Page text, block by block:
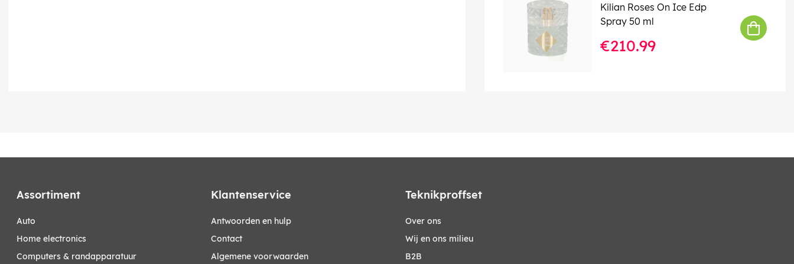
Kilian Roses On Ice Edp
Spray 50 ml
€210.99
Assortiment
auto
home electronics
computers & randapparatuur
Klantenservice
Antwoorden en hulp
Contact
Algemene voorwaarden
Teknikproffset
Over ons
Wij en ons milieu
B2B